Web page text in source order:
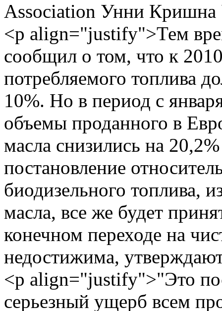
Association Унни Кришна
<p align="justify">Тем
сообщил о том, что к
потребляемого топлива
10%. Но в период с
объемы проданного в
масла снизились на
постановление
биодизельного топлива,
масла, все же будет
конечном переходе на
недостижима,
<p align="justify">"Это
серьезный ущерб всем